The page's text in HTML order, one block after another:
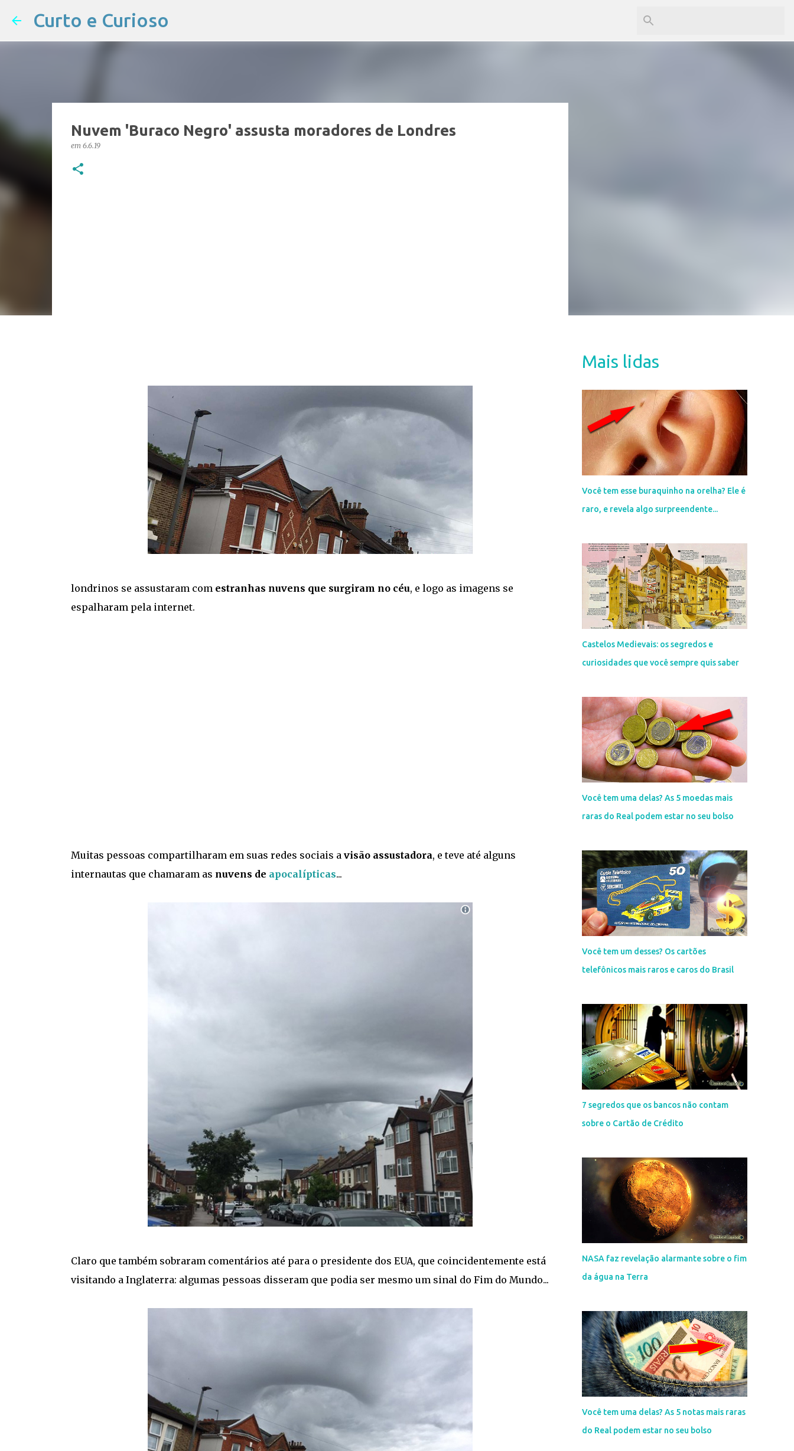
Curto e Curioso
Nuvem 'Buraco Negro' assusta moradores de Londres
em 6.6.19
londrinos se assustaram com estranhas nuvens que surgiram no céu, e logo as imagens se
espalharam pela internet.
Muitas pessoas compartilharam em suas redes sociais a visão assustadora, e teve até alguns
internautas que chamaram as nuvens de apocalípticas...
Claro que também sobraram comentários até para o presidente dos EUA, que coincidentemente está
visitando a Inglaterra: algumas pessoas disseram que podia ser mesmo um sinal do Fim do Mundo...
Mais lidas
Você tem esse buraquinho na orelha? Ele é
raro, e revela algo surpreendente...
Castelos Medievais: os segredos e
curiosidades que você sempre quis saber
Você tem uma delas? As 5 moedas mais
raras do Real podem estar no seu bolso
Você tem um desses? Os cartões
telefônicos mais raros e caros do Brasil
7 segredos que os bancos não contam
sobre o Cartão de Crédito
NASA faz revelação alarmante sobre o fim
da água na Terra
Você tem uma delas? As 5 notas mais raras
do Real podem estar no seu bolso